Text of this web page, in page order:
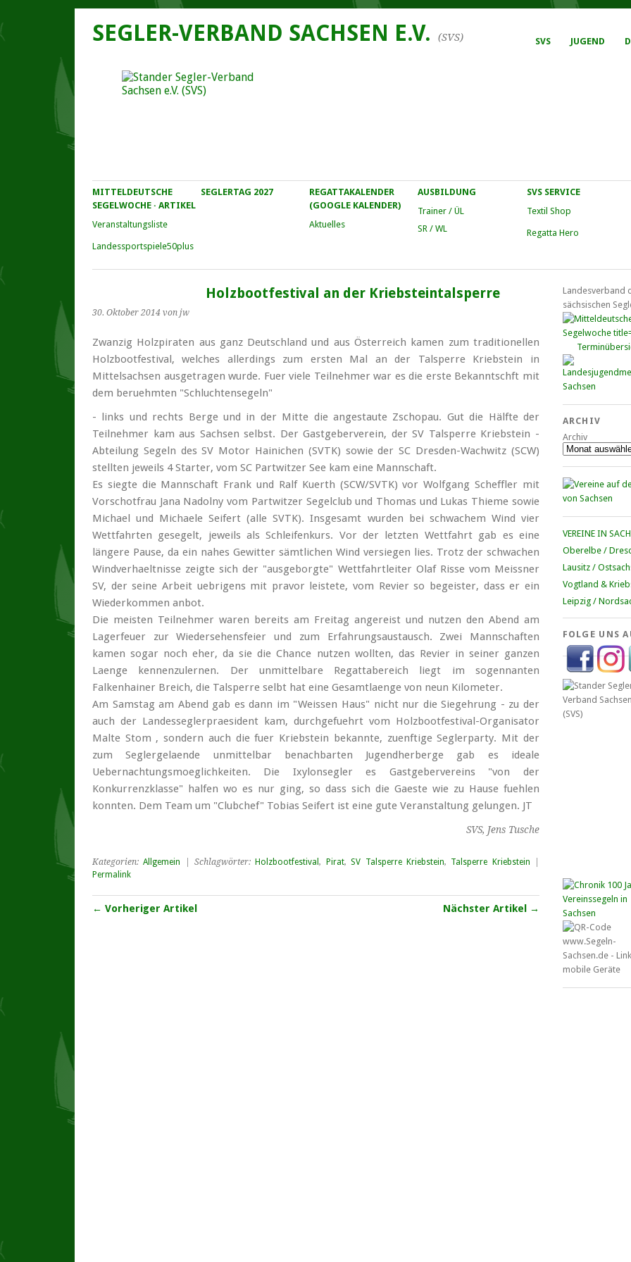
SVS JUGEND
SEGLER-VERBAND SACHSEN E.V. (SVS)
MITTELDEUTSCHE
SEGELWOCHE · ARTIKEL
Veranstaltungs­liste
Landessportspiele50plus
SEGLERTAG 2027
REGATTAKALENDER
(GOOGLE KALENDER)
Aktuelles
AUSBILDUNG
Trainer / ÜL
SR / WL
SVS SERVICE
Textil Shop
Regatta Hero
Holzbootfestival an der Kriebsteintalsperre
30. Oktober 2014 von jw
Zwanzig Holzpiraten aus ganz Deutschland und aus Österreich kamen zum traditionellen
Holzbootfestival, welches allerdings zum ersten Mal an der Talsperre Kriebstein in
Mittelsachsen ausgetragen wurde. Fuer viele Teilnehmer war es die erste Bekanntschft mit
dem beruehmten "Schluchtensegeln"
- links und rechts Berge und in der Mitte die angestaute Zschopau. Gut die Hälfte der
Teilnehmer kam aus Sachsen selbst. Der Gastgeberverein, der SV Talsperre Kriebstein -
Abteilung Segeln des SV Motor Hainichen (SVTK) sowie der SC Dresden-Wachwitz (SCW)
stellten jeweils 4 Starter, vom SC Partwitzer See kam eine Mannschaft.
Es siegte die Mannschaft Frank und Ralf Kuerth (SCW/SVTK) vor Wolfgang Scheffler mit
Vorschotfrau Jana Nadolny vom Partwitzer Segelclub und Thomas und Lukas Thieme sowie
Michael und Michaele Seifert (alle SVTK). Insgesamt wurden bei schwachem Wind vier
Wettfahrten gesegelt, jeweils als Schleifenkurs. Vor der letzten Wettfahrt gab es eine
längere Pause, da ein nahes Gewitter sämtlichen Wind versiegen lies. Trotz der schwachen
Windverhaeltnisse zeigte sich der "ausgeborgte" Wettfahrtleiter Olaf Risse vom Meissner
SV, der seine Arbeit uebrigens mit pravor leistete, vom Revier so begeister, dass er ein
Wiederkommen anbot.
Die meisten Teilnehmer waren bereits am Freitag angereist und nutzen den Abend am
Lagerfeuer zur Wiedersehensfeier und zum Erfahrungsaustausch. Zwei Mannschaften
kamen sogar noch eher, da sie die Chance nutzen wollten, das Revier in seiner ganzen
Laenge kennenzulernen. Der unmittelbare Regattabereich liegt im sogennanten
Falkenhainer Breich, die Talsperre selbt hat eine Gesamtlaenge von neun Kilometer.
Am Samstag am Abend gab es dann im "Weissen Haus" nicht nur die Siegehrung - zu der
auch der Landesseglerpraesident kam, durchgefuehrt vom Holzbootfestival-Organisator
Malte Stom , sondern auch die fuer Kriebstein bekannte, zuenftige Seglerparty. Mit der
zum Seglergelaende unmittelbar benachbarten Jugendherberge gab es ideale
Uebernachtungsmoeglichkeiten. Die Ixylonsegler es Gastgebervereins "von der
Konkurrenzklasse" halfen wo es nur ging, so dass sich die Gaeste wie zu Hause fuehlen
konnten. Dem Team um "Clubchef" Tobias Seifert ist eine gute Veranstaltung gelungen. JT
SVS, Jens Tusche
Kategorien:Allgemein | Schlagwörter: Holzbootfestival, Pirat,SV Talsperre Kriebstein, Talsperre Kriebstein
Permalink
← Vorheriger Artikel Nächster Artikel →
Landesverband
sächsischen
ARCHIV
Archiv
VEREINE IN
Oberelbe /
Lausitz /
Vogtland &
Leipzig /
FOLGE UNS